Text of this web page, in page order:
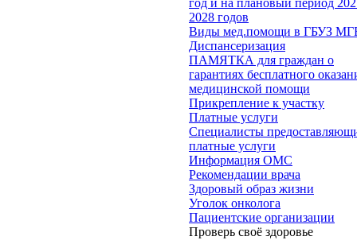
год и на плановый период
2028 годов
Виды мед.помощи в ГБУЗ
Диспансеризация
ПАМЯТКА для граждан о
гарантиях бесплатного
медицинской помощи
Прикрепление к участку
Платные услуги
Специалисты
платные услуги
Информация ОМС
Рекомендации врача
Здоровый образ жизни
Уголок онколога
Пациентские организации
Проверь своё здоровье